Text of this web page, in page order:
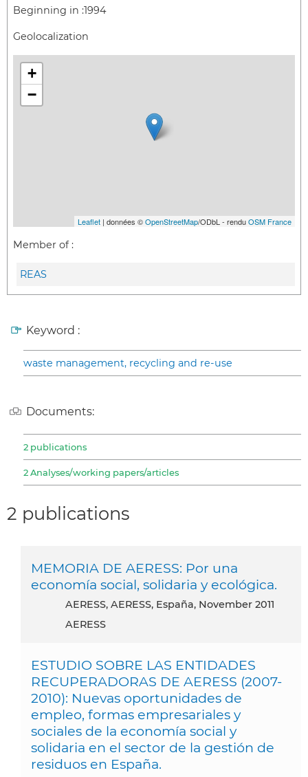
Beginning in :1994
Geolocalization
+
−
Leaflet | données ©OpenStreetMap/ODbL - renduOSM France
Member of :
REAS
Keyword :
waste management, recycling and re-use
Documents:
2 publications
2 Analyses/working papers/articles
2 publications
MEMORIA DE AERESS: Por una
economía social, solidaria y ecológica.
AERESS, AERESS, España, November 2011
AERESS
ESTUDIO SOBRE LAS ENTIDADES
RECUPERADORAS DE AERESS (2007-
2010): Nuevas oportunidades de
empleo, formas empresariales y
sociales de la economía social y
solidaria en el sector de la gestión de
residuos en España.